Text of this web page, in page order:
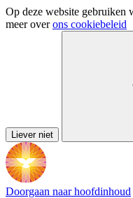
Op deze website gebruiken
meer overons cookiebeleid
Liever niet
Doorgaan naar hoofdinhoud